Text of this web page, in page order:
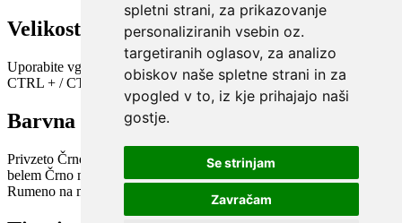
spletni strani, za prikazovanje
personaliziranih vsebin oz.
targetiranih oglasov, za analizo
obiskov naše spletne strani in za
vpogled v to, iz kje prihajajo naši
gostje.
Se strinjam
Zavračam
Velikost pisave
Uporabite vgrajeno funkcijo brskalnika
CTRL + / CTRL -
Barvna shema
Privzeto Črno na belem Belo na črnem Črno na bež
belem Črno na zelenem
Modro na rumenem
Rumeno na modrem
Turkizno na črnem Črno na vijoličnem